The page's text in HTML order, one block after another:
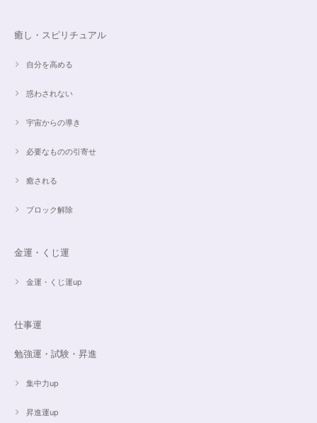
癒し・スピリチュアル
自分を高める
惑わされない
宇宙からの導き
必要なものの引寄せ
癒される
ブロック解除
金運・くじ運
金運・くじ運up
仕事運
勉強運・試験・昇進
集中力up
昇進運up